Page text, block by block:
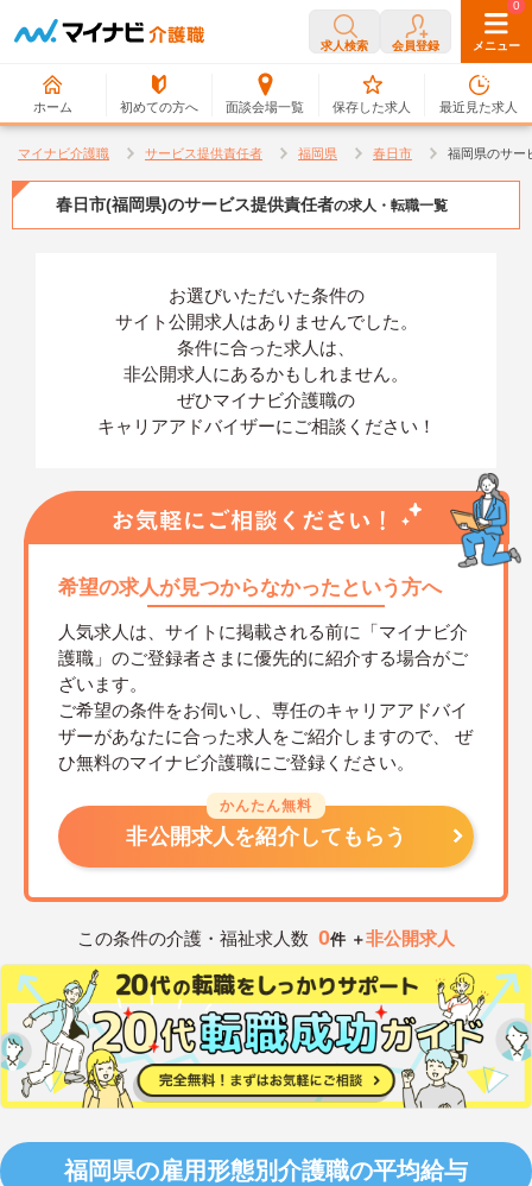
求人検索 会員登録 メニュー
ホーム 初めての方へ 面談会場一覧
0
保存した求人
0
最近見た求人
マイナビ介護職 サービス提供責任者 福岡県 春日市 福岡県のサー
春日市(福岡県)のサービス提供責任者の求人・転職一覧
お選びいただいた条件の
サイト公開求人はありませんでした。
条件に合った求人は、
非公開求人にあるかもしれません。
ぜひマイナビ介護職の
キャリアアドバイザーにご相談ください！
希望の求人が見つからなかったという方へ
人気求人は、サイトに掲載される前に「マイナビ介
護職」のご登録者さまに優先的に紹介する場合がご
ざいます。
ご希望の条件をお伺いし、専任のキャリアアドバイ
ザーがあなたに合った求人をご紹介しますので、
ぜ
ひ無料のマイナビ介護職にご登録ください。
かんたん無料
非公開求人を紹介してもらう
この条件の介護・福祉求人数 0件 ＋非公開求人
福岡県の雇用形態別介護職の平均給与